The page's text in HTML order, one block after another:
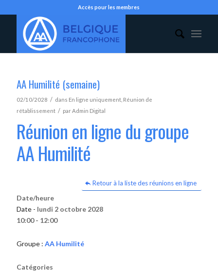
Accès pour les membres
AA Humilité (semaine)
02/10/2028 / dans En ligne uniquement, Réunion de
rétablissement / parAdmin Digital
Réunion en ligne du groupe
AA Humilité
Retour à la liste des réunions en ligne
Date/heure
Date - lundi 2 octobre 2028
10:00 - 12:00
Groupe : AA Humilité
Catégories